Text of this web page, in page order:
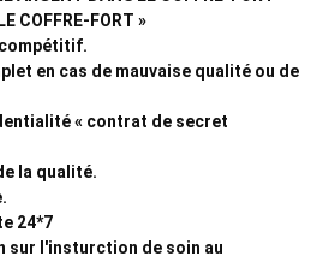
COFFRE-FORT »
en cas de mauvaise qualité ou de
« contrat de secret
la qualité.
24*7
sur l'insturction de soin au